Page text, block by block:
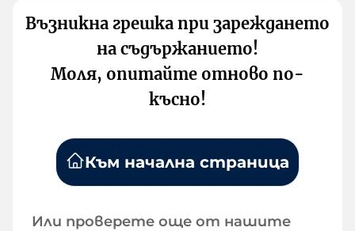
Възникна грешка при зареждането
на съдържанието!
Моля, опитайте отново по-
късно!
Към начална страница
Или проверете още от нашите